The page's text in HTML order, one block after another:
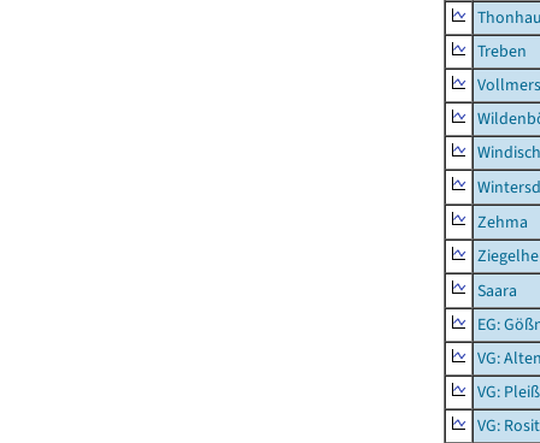
Treben
Zehma
Saara
EG:
VG:
VG:
VG: